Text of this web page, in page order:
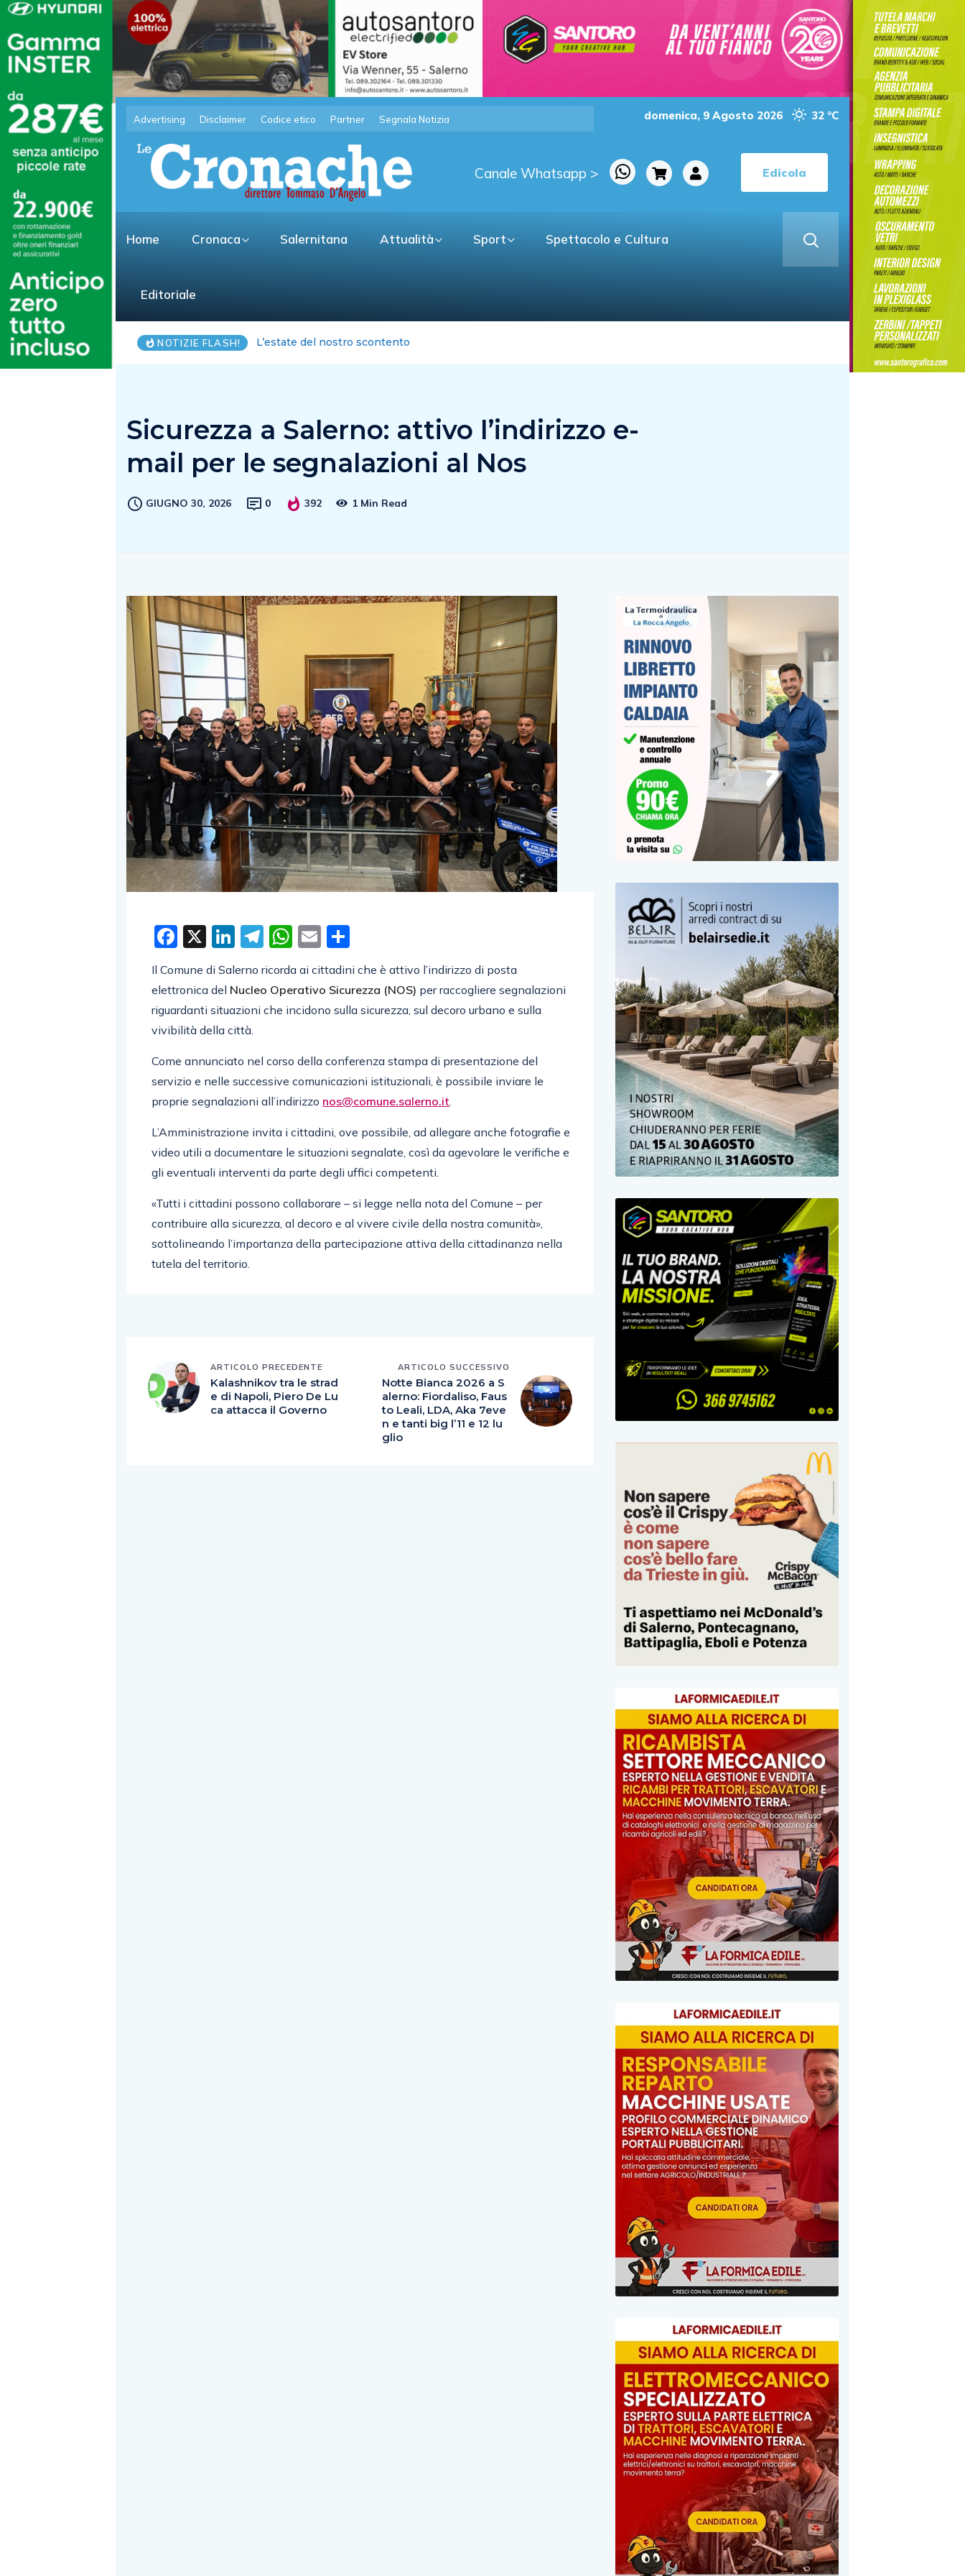
Advertising Disclaimer Codice etico Partner Segnala Notizia domenica, 9 Agosto 2026 32 °C
Canale Whatsapp > Edicola
Home Cronaca Salernitana Attualità Sport Spettacolo e Cultura
Editoriale
NOTIZIE FLASH! Salernitana: “Din Don, din don… ha segnato Bocalon”
Sicurezza a Salerno: attivo l’indirizzo e-
mail per le segnalazioni al Nos
GIUGNO 30, 2026 0 392 1 Min Read
Facebook
X LinkedIn
Telegram
WhatsApp
Email
Il Comune di Salerno ricorda ai cittadini che è attivo l’indirizzo di posta
elettronica del Nucleo Operativo Sicurezza (NOS) per raccogliere segnalazioni
riguardanti situazioni che incidono sulla sicurezza, sul decoro urbano e sulla
vivibilità della città.
Come annunciato nel corso della conferenza stampa di presentazione del
servizio e nelle successive comunicazioni istituzionali, è possibile inviare le
proprie segnalazioni all’indirizzo nos@comune.salerno.it
L’Amministrazione invita i cittadini, ove possibile, ad allegare anche fotografie e
video utili a documentare le situazioni segnalate, così da agevolare le verifiche e
gli eventuali interventi da parte degli uffici competenti.
«Tutti i cittadini possono collaborare – si legge nella nota del Comune – per
contribuire alla sicurezza, al decoro e al vivere civile della nostra comunità»,
sottolineando l’importanza della partecipazione attiva della cittadinanza nella
tutela del territorio.
ARTICOLO PRECEDENTE
Kalashnikov tra le strad
e di Napoli, Piero De Lu
ca attacca il Governo
ARTICOLO SUCCESSIVO
Notte Bianca 2026 a S
alerno: Fiordaliso, Faus
to Leali, LDA, Aka 7eve
n e tanti big l’11 e 12 lu
glio